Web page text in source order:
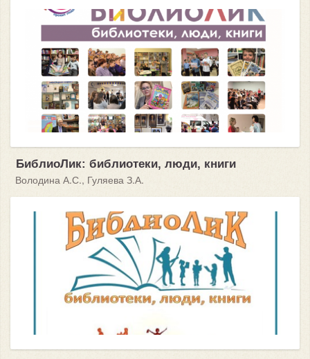
БиблиоЛик: библиотеки, люди, книги
Володина А.С., Гуляева З.А.